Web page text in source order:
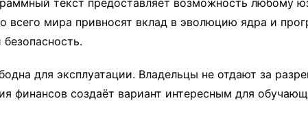
текст предоставляет возможность любому
всего мира привносят вклад в эволюцию ядра и
для эксплуатации. Владельцы не отдают за
финансов создаёт вариант интересным для